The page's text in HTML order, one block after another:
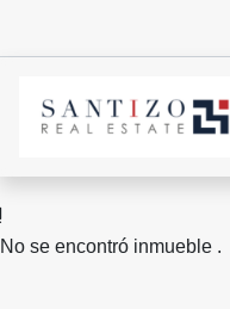
No se encontró inmueble .